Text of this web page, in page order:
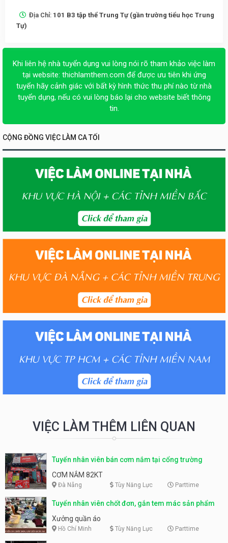
Địa Chỉ: 101 B3 tập thể Trung Tự (gần trường tiểu học Trung
Tự)
Khi liên hệ nhà tuyển dụng vui lòng nói rõ tham khảo việc làm
tại website: thichlamthem.com để được ưu tiên khi ứng
tuyển hãy cảnh giác với bất kỳ hình thức thu phí nào từ nhà
tuyển dụng, nếu có vui lòng báo lại cho website biết thông
tin.
CỘNG ĐỒNG VIỆC LÀM CA TỐI
VIỆC LÀM THÊM LIÊN QUAN
Tuyển nhân viên bán cơm nắm tại cổng trường
CƠM NẮM 82KT
Đà Nẵng Tùy Năng Lực Parttime
Tuyển nhân viên chốt đơn, gắn tem mác sản phẩm
Xưởng quần áo
Hồ Chí Minh Tùy Năng Lực Parttime